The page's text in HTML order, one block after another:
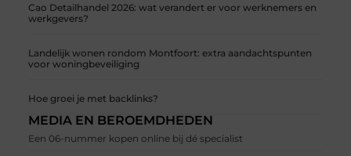
Cao Detailhandel 2026: wat verandert er voor werknemers en
werkgevers?
Landelijk wonen rondom Montfoort: extra aandachtspunten
voor woningbeveiliging
Hoe groei je met backlinks?
MEDIA EN BEROEMDHEDEN
Een 06-nummer kopen online bij dé specialist